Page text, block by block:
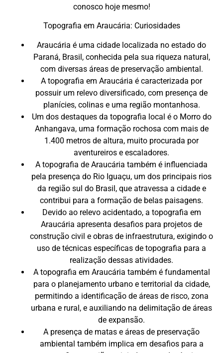
conosco hoje mesmo!
Topografia em Araucária: Curiosidades
Araucária é uma cidade localizada no estado do
Paraná, Brasil, conhecida pela sua riqueza natural,
com diversas áreas de preservação ambiental.
A topografia em Araucária é caracterizada por
possuir um relevo diversificado, com presença de
planícies, colinas e uma região montanhosa.
Um dos destaques da topografia local é o Morro do
Anhangava, uma formação rochosa com mais de
1.400 metros de altura, muito procurada por
aventureiros e escaladores.
A topografia de Araucária também é influenciada
pela presença do Rio Iguaçu, um dos principais rios
da região sul do Brasil, que atravessa a cidade e
contribui para a formação de belas paisagens.
Devido ao relevo acidentado, a topografia em
Araucária apresenta desafios para projetos de
construção civil e obras de infraestrutura, exigindo o
uso de técnicas específicas de topografia para a
realização dessas atividades.
A topografia em Araucária também é fundamental
para o planejamento urbano e territorial da cidade,
permitindo a identificação de áreas de risco, zona
urbana e rural, e auxiliando na delimitação de áreas
de expansão.
A presença de matas e áreas de preservação
ambiental também implica em desafios para a